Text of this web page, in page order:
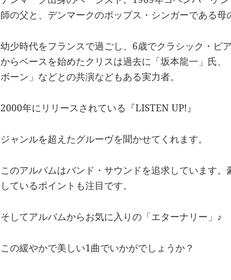
師の父と、デンマークのポップス・シンガーである母
幼少時代をフランスで過ごし、6歳でクラシック・ピ
からベースを始めたクリスは過去に「坂本龍一」氏、
ボーン」などとの共演などもある実力者。
2000年にリリースされている『LISTEN UP!』
ジャンルを超えたグルーヴを聞かせてくれます。
このアルバムはバンド・サウンドを追求しています。
しているポイントも注目です。
そしてアルバムからお気に入りの「エターナリー」♪
この緩やかで美しい1曲でいかがでしょうか？